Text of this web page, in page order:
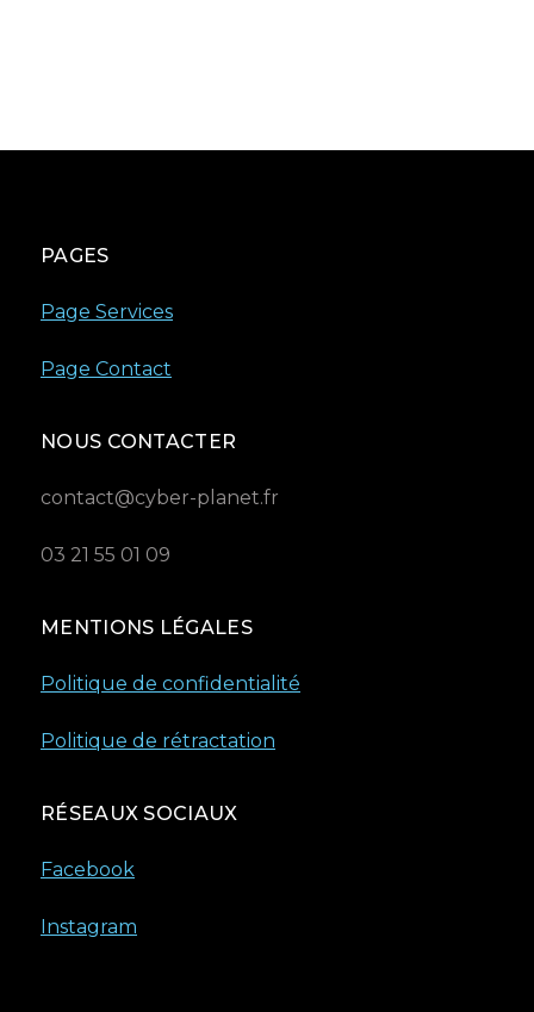
PAGES
Page Services
Page Contact
NOUS CONTACTER
contact@cyber-planet.fr
03 21 55 01 09
MENTIONS LÉGALES
Politique de confidentialité
Politique de rétractation
RÉSEAUX SOCIAUX
Facebook
Instagram